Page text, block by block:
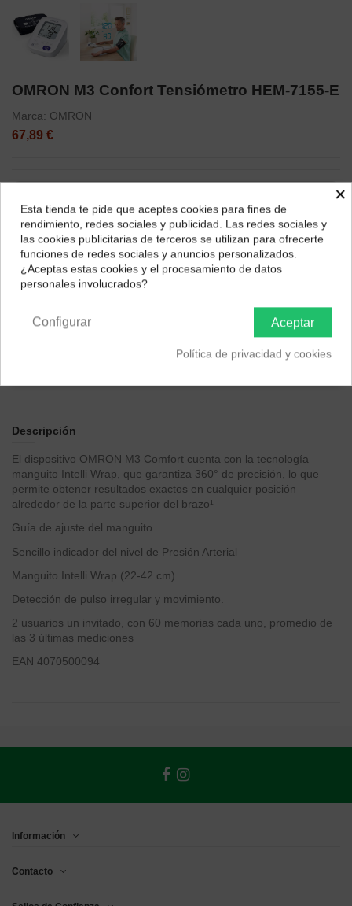
OMRON M3 Confort Tensiómetro HEM-7155-E
Marca: OMRON
67,89 €
Descripción
El dispositivo OMRON M3 Comfort cuenta con la tecnología
manguito Intelli Wrap, que garantiza 360° de precisión, lo que
permite obtener resultados exactos en cualquier posición
alrededor de la parte superior del brazo¹
Guía de ajuste del manguito
Sencillo indicador del nivel de Presión Arterial
Manguito Intelli Wrap (22-42 cm)
Detección de pulso irregular y movimiento.
2 usuarios un invitado, con 60 memorias cada uno, promedio de
las 3 últimas mediciones
EAN 4070500094
Información
Contacto
¿Dónde deseas recibir tu pedido?
Selecciona tu ubicación para mostrarte los precios e
impuestos correctos para tu región.
×
Esta tienda te pide que aceptes cookies para fines de
rendimiento, redes sociales y publicidad. Las redes sociales y
las cookies publicitarias de terceros se utilizan para ofrecerte
funciones de redes sociales y anuncios personalizados.
¿Aceptas estas cookies y el procesamiento de datos
personales involucrados?
Aceptar
Configurar
Política de privacidad y cookies